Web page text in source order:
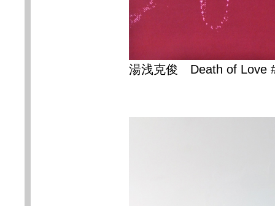
湯浅克俊 Death of Love